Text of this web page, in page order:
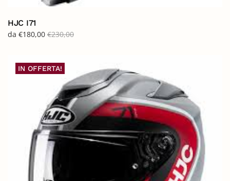
HJC I71
da €180,00 €230,00
IN OFFERTA!